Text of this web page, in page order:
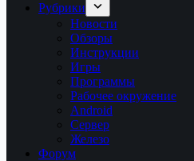
Рубрики
Новости
Обзоры
Инструкции
Игры
Программы
Рабочее окружение
Android
Сервер
Железо
Форум